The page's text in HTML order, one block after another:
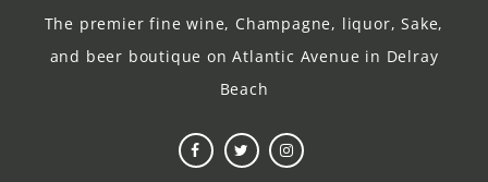
The premier fine wine, Champagne, liquor, Sake,
and beer boutique on Atlantic Avenue in Delray
Beach